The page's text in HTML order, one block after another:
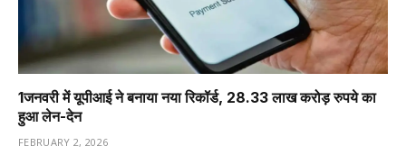
1️जनवरी में यूपीआई ने बनाया नया रिकॉर्ड, 28.33 लाख करोड़ रुपये का
हुआ लेन-देन
FEBRUARY 2, 2026